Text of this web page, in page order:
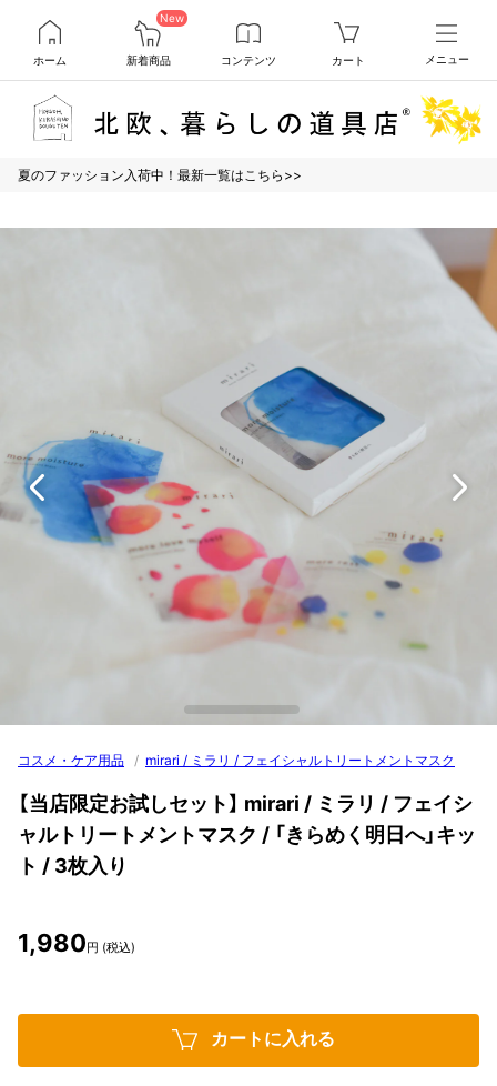
ホーム
New
新着商品 コンテンツ カート メニュー
夏のファッション入荷中！最新一覧はこちら>>
コスメ・ケア用品 / mirari / ミラリ / フェイシャルトリートメントマスク
【当店限定お試しセット】 mirari / ミラリ / フェイシ
ャルトリートメントマスク / 「きらめく明日へ」キッ
ト / 3枚入り
1,980円 (税込)
カートに入れる